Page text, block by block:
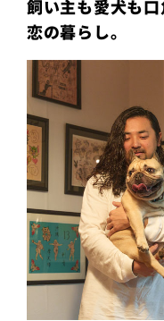
飼い主も愛犬も
恋の暮らし。